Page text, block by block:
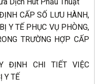
CẤP SỐ LƯU HÀNH,
Y TẾ PHỤC VỤ PHÒNG,
TRƯỜNG HỢP CẤP
ĐỊNH CHI TIẾT VIỆC
Y TẾ